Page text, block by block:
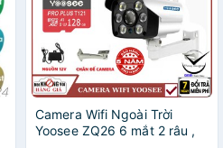
Camera Wifi Ngoài Trời
Yoosee ZQ26 6 mắt 2 râu ,